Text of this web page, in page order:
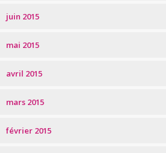
juin 2015
mai 2015
avril 2015
mars 2015
février 2015